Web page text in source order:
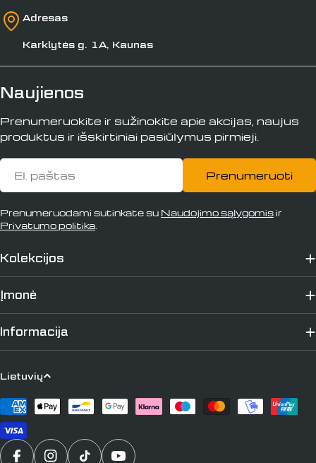
Adresas
Karklytės g. 1A, Kaunas
Kolekcijos
Įmonė
Informacija
Naujienos
Prenumeruokite ir sužinokite apie akcijas, naujus
produktus ir išskirtiniai pasiūlymus pirmieji.
El.
paštas
Prenumeruoti
Prenumeruodami sutinkate su Naudojimo sąlygomisir
Privatumo politika
K
a
l
b
a
Lietuvių
Apmokėjimo
būdai